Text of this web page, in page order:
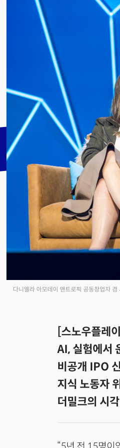
다니엘라 아모데이 앤트로픽 공동창업자
[스노우플레
AI, 실험에서
비공개 IPO
지식 노동자
더밀크의 시